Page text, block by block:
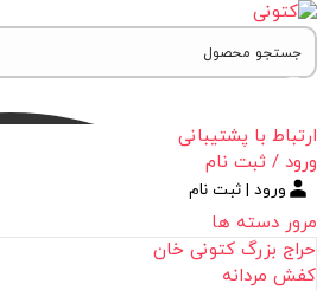
ارتباط با پشتیبانی
ورود / ثبت نام
ورود | ثبت نام
مرور دسته ها
حراج بزرگ کتونی خان
کفش مردانه